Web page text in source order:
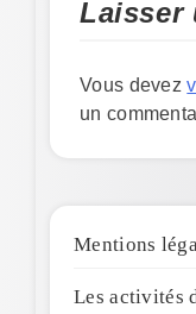
Laisser
Vous devez
un
Mentions
Les activités